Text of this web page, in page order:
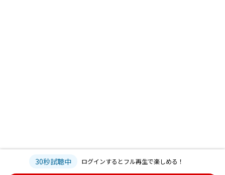
30秒試聴中 ログインするとフル再生で楽しめる！